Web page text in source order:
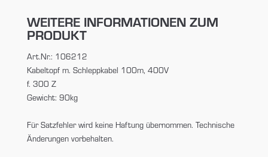
WEITERE INFORMATIONEN ZUM
PRODUKT
Art.Nr.: 106212
Kabeltopf m. Schleppkabel 100m, 400V
f. 300 Z
Gewicht: 90kg
Für Satzfehler wird keine Haftung übernommen. Technische
Änderungen vorbehalten.